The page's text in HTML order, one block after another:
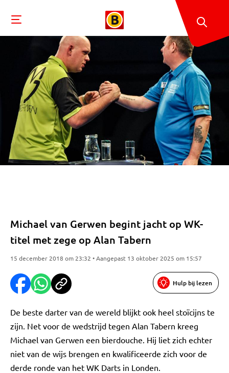
Michael van Gerwen begint jacht op WK-
titel met zege op Alan Tabern
15 december 2018 om 23:32 • Aangepast 13 oktober 2025 om 15:57
Hulp bij lezen
De beste darter van de wereld blijkt ook heel stoïcijns te
zijn. Net voor de wedstrijd tegen Alan Tabern kreeg
Michael van Gerwen een bierdouche. Hij liet zich echter
niet van de wijs brengen en kwalificeerde zich voor de
derde ronde van het WK Darts in Londen.